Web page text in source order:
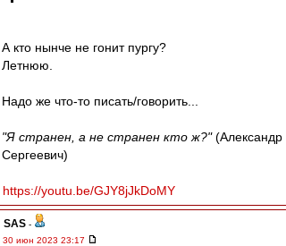
А кто нынче не гонит пургу?
Летнюю.
Надо же что-то писать/говорить...
"Я странен, а не странен кто ж?"(Александр
Сергеевич)
https://youtu.be/GJY8jJkDoMY
SAS -
30 июн 2023 23:17